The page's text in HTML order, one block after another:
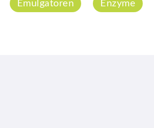
Emulgatoren Enzyme